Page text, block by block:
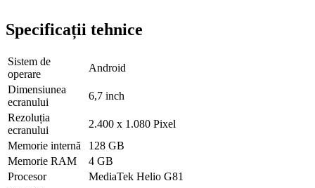
Specificații tehnice
Sistem de
operare
Android
Dimensiunea
ecranului
6,7 inch
Rezoluția
ecranului
2.400 x 1.080 Pixel
Memorie internă
128 GB
Memorie RAM
4 GB
Procesor
MediaTek Helio G81